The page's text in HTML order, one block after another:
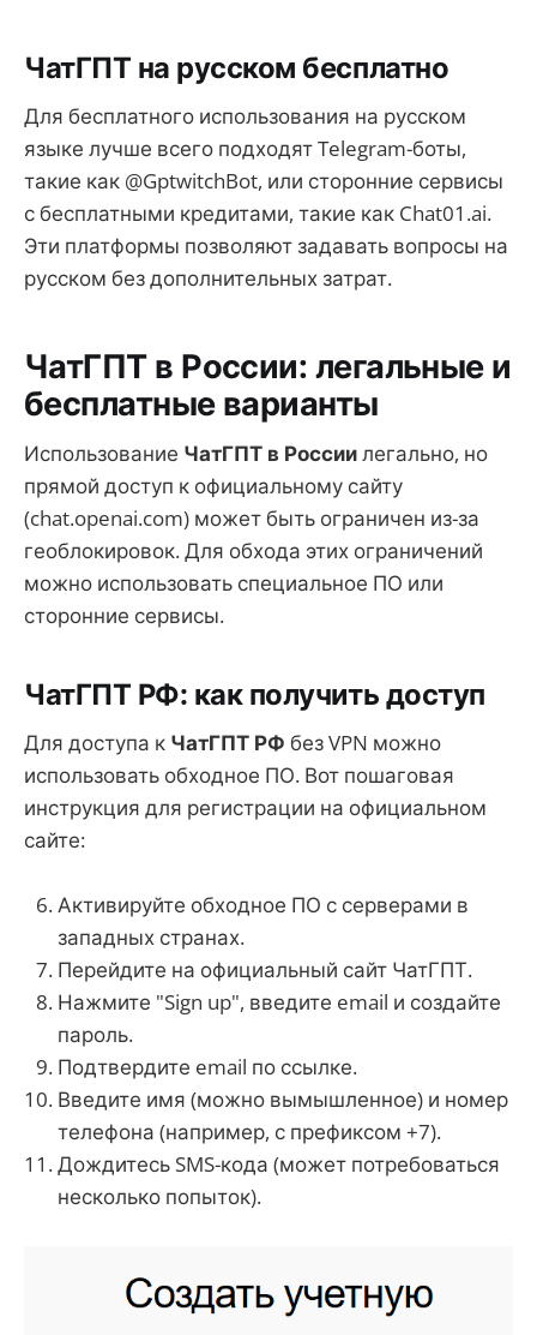
ЧатГПТ на русском бесплатно
Для бесплатного использования на русском
языке лучше всего подходят Telegram-боты,
такие как @GptwitchBot, или сторонние сервисы
с бесплатными кредитами, такие как Chat01.ai.
Эти платформы позволяют задавать вопросы на
русском без дополнительных затрат.
ЧатГПТ в России: легальные и
бесплатные варианты
Использование ЧатГПТ в Россиилегально, но
прямой доступ к официальному сайту
(chat.openai.com) может быть ограничен из-за
геоблокировок. Для обхода этих ограничений
можно использовать специальное ПО или
сторонние сервисы.
ЧатГПТ РФ: как получить доступ
Для доступа к ЧатГПТ РФ без VPN можно
использовать обходное ПО. Вот пошаговая
инструкция для регистрации на официальном
сайте:
Активируйте обходное ПО с серверами в
западных странах.
Перейдите на официальный сайт ЧатГПТ.
Нажмите "Sign up", введите email и создайте
пароль.
Подтвердите email по ссылке.
Введите имя (можно вымышленное) и номер
телефона (например, с префиксом +7).
Дождитесь SMS-кода (может потребоваться
несколько попыток).